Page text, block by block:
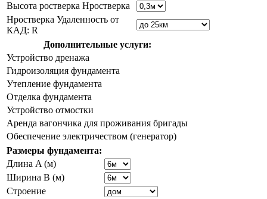
Высота ростверка Hростверка
Hростверка Удаленность от
КАД: R
Дополнительные услуги:
Устройство дренажа
Гидроизоляция фундамента
Утепление фундамента
Отделка фундамента
Устройство отмостки
Аренда вагончика для проживания бригады
Обеспечение электричеством (генератор)
Размеры фундамента:
Длина A (м)
Ширина B (м)
Строение